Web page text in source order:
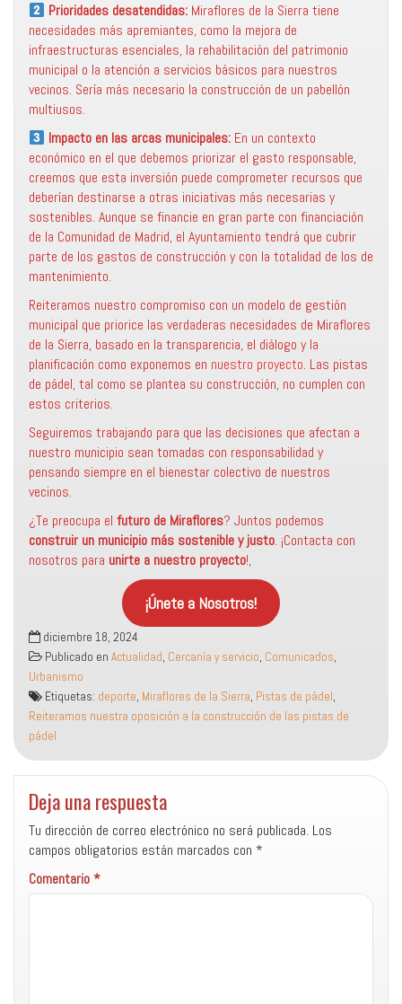
Prioridades desatendidas: Miraflores de la Sierra tiene
necesidades más apremiantes, como la mejora de
infraestructuras esenciales, la rehabilitación del patrimonio
municipal o la atención a servicios básicos para nuestros
vecinos. Sería más necesario la construcción de un pabellón
multiusos.
Impacto en las arcas municipales: En un contexto
económico en el que debemos priorizar el gasto responsable,
creemos que esta inversión puede comprometer recursos que
deberían destinarse a otras iniciativas más necesarias y
sostenibles. Aunque se financie en gran parte con financiación
de la Comunidad de Madrid, el Ayuntamiento tendrá que cubrir
parte de los gastos de construcción y con la totalidad de los de
mantenimiento.
Reiteramos nuestro compromiso con un modelo de gestión
municipal que priorice las verdaderas necesidades de Miraflores
de la Sierra, basado en la transparencia, el diálogo y la
planificación como exponemos en nuestro proyecto. Las pistas
de pádel, tal como se plantea su construcción, no cumplen con
estos criterios.
Seguiremos trabajando para que las decisiones que afectan a
nuestro municipio sean tomadas con responsabilidad y
pensando siempre en el bienestar colectivo de nuestros
vecinos.
¿Te preocupa el futuro de Miraflores? Juntos podemos
construir un municipio más sostenibley justo. ¡Contacta con
nosotros para unirte a nuestro proyecto!,
¡Únete a Nosotros!
diciembre 18, 2024
Publicado en Actualidad, Cercanía y servicio, Comunicados,
Urbanismo
Etiquetas: deporte, Miraflores de la Sierra, Pistas de pádel,
Reiteramos nuestra oposición a la construcción de las pistas de
pádel
Deja una respuesta
Tu dirección de correo electrónico no será publicada. Los
campos obligatorios están marcados con *
Comentario*